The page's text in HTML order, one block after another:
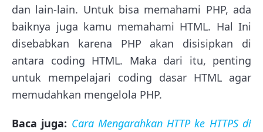
dan lain-lain. Untuk bisa memahami PHP, ada
baiknya juga kamu memahami HTML. Hal Ini
disebabkan karena PHP akan disisipkan di
antara coding HTML. Maka dari itu, penting
untuk mempelajari coding dasar HTML agar
memudahkan mengelola PHP.
Baca juga: Cara Mengarahkan HTTP ke HTTPS di